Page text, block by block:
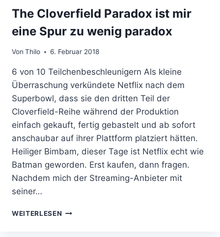
The Cloverfield Paradox ist mir
eine Spur zu wenig paradox
Von Thilo 6. Februar 2018
6 von 10 Teilchenbeschleunigern Als kleine
Überraschung verkündete Netflix nach dem
Superbowl, dass sie den dritten Teil der
Cloverfield-Reihe während der Produktion
einfach gekauft, fertig gebastelt und ab sofort
anschaubar auf ihrer Plattform platziert hätten.
Heiliger Bimbam, dieser Tage ist Netflix echt wie
Batman geworden. Erst kaufen, dann fragen.
Nachdem mich der Streaming-Anbieter mit
seiner…
WEITERLESEN THE